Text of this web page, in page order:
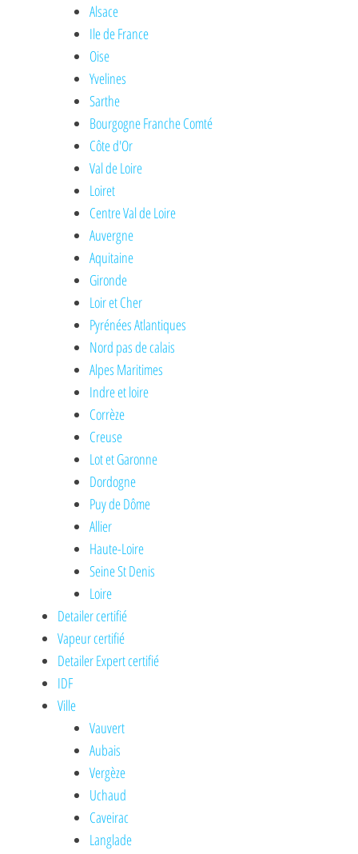
Alsace
Ile de France
Oise
Yvelines
Sarthe
Bourgogne Franche Comté
Côte d'Or
Val de Loire
Loiret
Centre Val de Loire
Auvergne
Aquitaine
Gironde
Loir et Cher
Pyrénées Atlantiques
Nord pas de calais
Alpes Maritimes
Indre et loire
Corrèze
Creuse
Lot et Garonne
Dordogne
Puy de Dôme
Allier
Haute-Loire
Seine St Denis
Loire
Detailer certifié
Vapeur certifié
Detailer Expert certifié
IDF
Ville
Vauvert
Aubais
Vergèze
Uchaud
Caveirac
Langlade